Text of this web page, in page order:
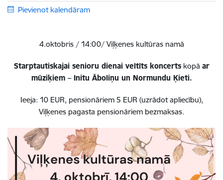
Pievienot kalendāram
4.oktobris / 14:00/ Viļķenes kultūras namā
Starptautiskajai senioru dienai veltīts koncertskopā ar
mūziķiem – Initu Āboliņu un Normundu Ķieti.
Ieeja: 10 EUR, pensionāriem 5 EUR (uzrādot apliecību),
Viļķenes pagasta pensionāriem bezmaksas.